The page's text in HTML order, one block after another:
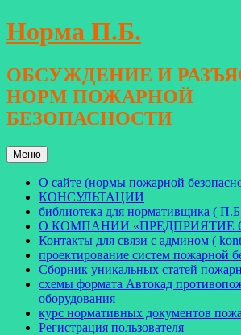
Перейти
к
Норма П.Б.
ОБСУЖДЕНИЕ И
НОРМ ПОЖАРНОЙ
БЕЗОПАСНОСТИ
Меню
О сайте (нормы пожарной
КОНСУЛЬТАЦИИ
библиотека для нормативщика (
О КОМПАНИИ «ПРЕДПРИЯТИЕ
Контакты для связи с админом (
проектирование систем пожарной
Сборник уникальных статей
схемы формата Автокад
оборудования
курс нормативных документов
Регистрация пользователя